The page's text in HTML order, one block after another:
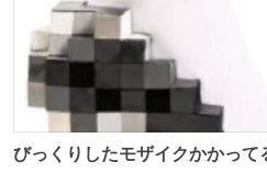
びっくりしたモザイクかかって